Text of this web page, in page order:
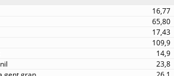
16,77
65,80
17,43
109,9
14,9
23,8